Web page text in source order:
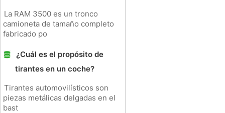
La RAM 3500 es un tronco
camioneta de tamaño completo
fabricado po
¿Cuál es el propósito de
tirantes en un coche?
Tirantes automovilísticos son
piezas metálicas delgadas en el
bast